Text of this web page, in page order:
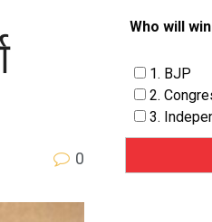
0
Who will
1. BJP
2.
3.